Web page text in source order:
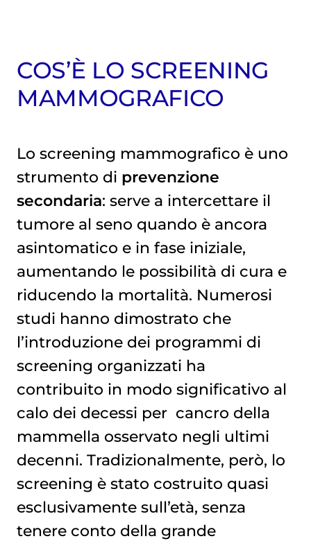
COS’È LO SCREENING
MAMMOGRAFICO
Lo screening mammografico è uno
strumento di prevenzione
secondaria: serve a intercettare il
tumore al seno quando è ancora
asintomatico e in fase iniziale,
aumentando le possibilità di cura e
riducendo la mortalità. Numerosi
studi hanno dimostrato che
l’introduzione dei programmi di
screening organizzati ha
contribuito in modo significativo al
calo dei decessi per cancro della
mammella osservato negli ultimi
decenni. Tradizionalmente, però, lo
screening è stato costruito quasi
esclusivamente sull’età, senza
tenere conto della grande